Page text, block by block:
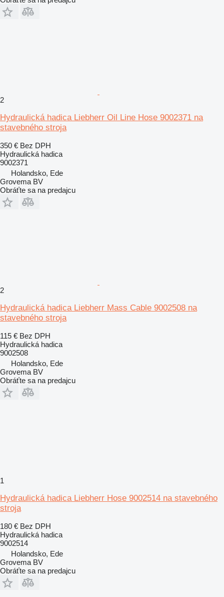
2
Hydraulická hadica Liebherr Oil Line Hose 9002371 na
stavebného stroja
350 € Bez DPH
Hydraulická hadica
9002371
Holandsko, Ede
Grovema BV
Obráťte sa na predajcu
2
Hydraulická hadica Liebherr Mass Cable 9002508 na
stavebného stroja
115 € Bez DPH
Hydraulická hadica
9002508
Holandsko, Ede
Grovema BV
Obráťte sa na predajcu
1
Hydraulická hadica Liebherr Hose 9002514 na stavebného
stroja
180 € Bez DPH
Hydraulická hadica
9002514
Holandsko, Ede
Grovema BV
Obráťte sa na predajcu